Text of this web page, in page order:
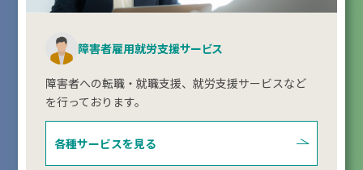
障害者雇用就労支援サービス
障害者への転職・就職支援、就労支援サービスなど
を行っております。
各種サービスを見る